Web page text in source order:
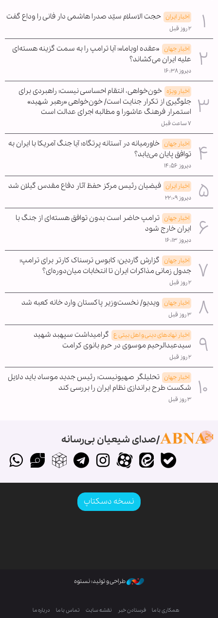
اخبار ایران حجت الاسلام سیّد صدرا هاشمی دار فانی را وداع گفت
۲ روز قبل
اخبار جهان «عقده اوباما»؛ آیا ترامپ را به سمت گزینه هسته‌ای
علیه ایران می‌کشاند؟
دیروز ۱۶:۳۸
اخبار ویژه خون‌خواهی، انتقام احساسی نیست؛ راهبردی برای
جلوگیری از تکرار جنایت است/ خون‌خواهی «رهبر شهید»
استمرار فرهنگ عاشورا و مطالبه اجرای عدالت است
۷ ساعت قبل
اخبار جهان خاورمیانه در آستانه پرتگاه؛ آیا جنگ آمریکا با ایران به
توافق پایان می‌یابد؟
دیروز ۱۴:۵۶
اخبار ایران فیضیان رئیس مرکز حفظ آثار دفاع مقدس گیلان شد
دیروز ۲۲:۰۹
اخبار جهان ترامپ حاضر است بدون توافق هسته‌ای از جنگ با
ایران خارج شود
دیروز ۱۶:۱۳
اخبار جهان گزارش گاردین: کابوس ترسناک کارتر برای ترامپ؛
جدول زمانی مذاکرات ایران تا انتخابات میان‌دوره‌ای؟
۲ روز قبل
اخبار جهان ویدیو/ نخست‌وزیر پاکستان وارد خانه کعبه شد
۳ روز قبل
اخبار نهادهای دینی و اهل بیتی ع گرامیداشت سپهبد شهید
سیدعبدالرحیم موسوی در حرم بانوی کرامت
۲ روز قبل
اخبار جهان تحلیلگر صهیونیست: رئیس جدید موساد باید دلایل
شکست طرح براندازی نظام ایران را بررسی کند
۳ روز قبل
صدای شیعیان بی‌رسانه
نسخه دسکتاپ
طراحی و تولید: نستوه
همکاری با ما فرستادن خبر نقشه سایت تماس با ما درباره ما